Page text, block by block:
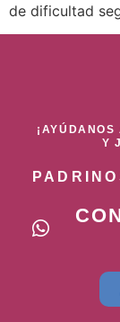
de dificultad
Y